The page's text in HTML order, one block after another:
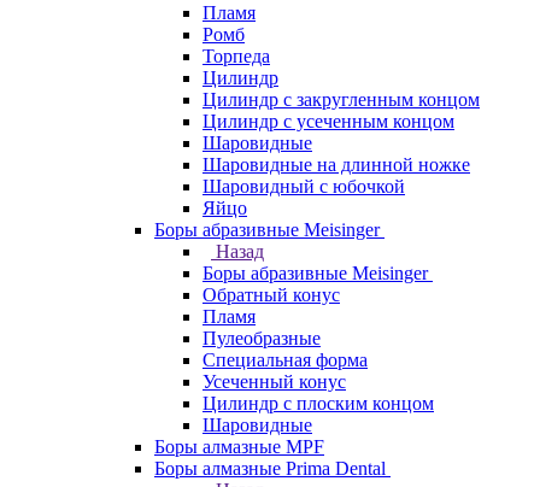
Пламя
Ромб
Торпеда
Цилиндр
Цилиндр с закругленным концом
Цилиндр с усеченным концом
Шаровидные
Шаровидные на длинной ножке
Шаровидный с юбочкой
Яйцо
Боры абразивные Meisinger
Назад
Боры абразивные Meisinger
Обратный конус
Пламя
Пулеобразные
Специальная форма
Усеченный конус
Цилиндр с плоским концом
Шаровидные
Боры алмазные MPF
Боры алмазные Prima Dental